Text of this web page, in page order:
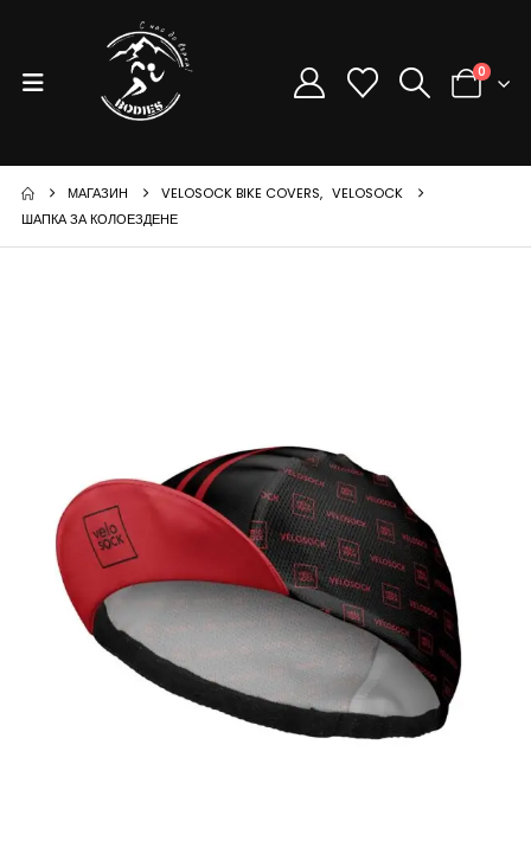
0
МАГАЗИН VELOSOCK BIKE COVERS, VELOSOCK
ШАПКА ЗА КОЛОЕЗДЕНЕ